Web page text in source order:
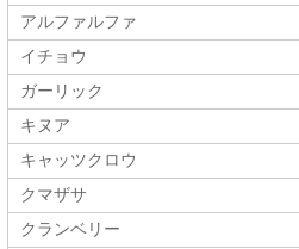
アルファルファ
イチョウ
ガーリック
キヌア
キャッツクロウ
クマザサ
クランベリー